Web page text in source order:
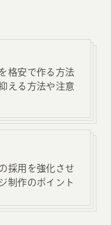
格安で作る方法
える方法や注意
採用を強化させ
制作のポイント